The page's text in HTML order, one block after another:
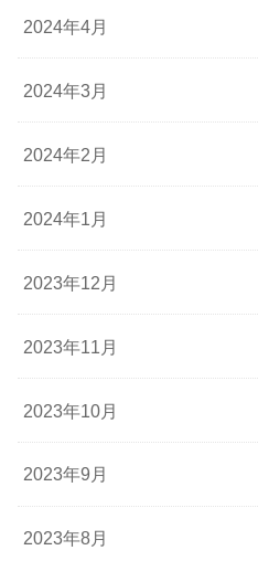
2024年4月
2024年3月
2024年2月
2024年1月
2023年12月
2023年11月
2023年10月
2023年9月
2023年8月